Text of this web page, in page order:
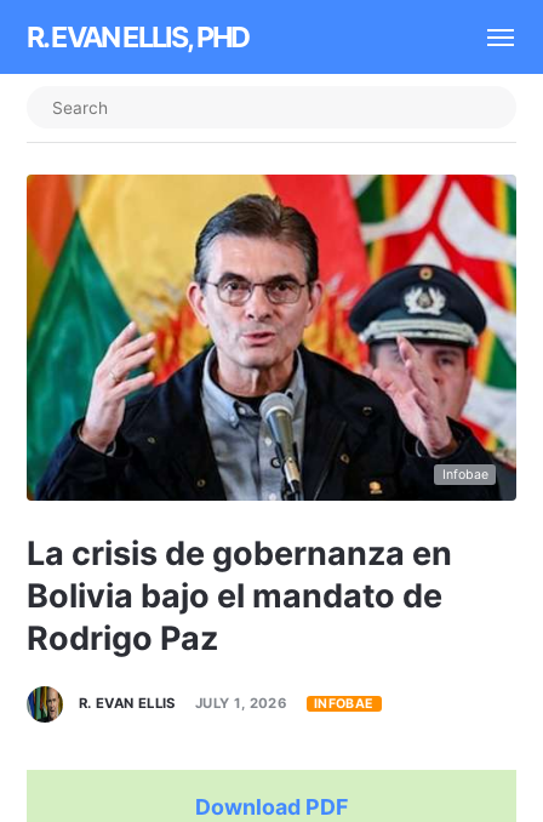
R. EVAN ELLIS, PHD
Infobae
La crisis de gobernanza en
Bolivia bajo el mandato de
Rodrigo Paz
R. EVAN ELLIS JULY 1, 2026 INFOBAE
Download PDF